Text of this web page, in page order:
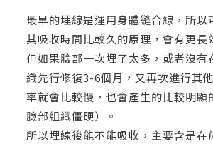
最早的埋線是運用身體縫合線，所以
其吸收時間比較久的原理，會有更長
但如果臉部一次埋了太多，或者沒有
織先行修復3-6個月，又再次進行其
率就會比較慢，也會產生的比較明顯
臉部組織僵硬）。
所以埋線後能不能吸收，主要含是在